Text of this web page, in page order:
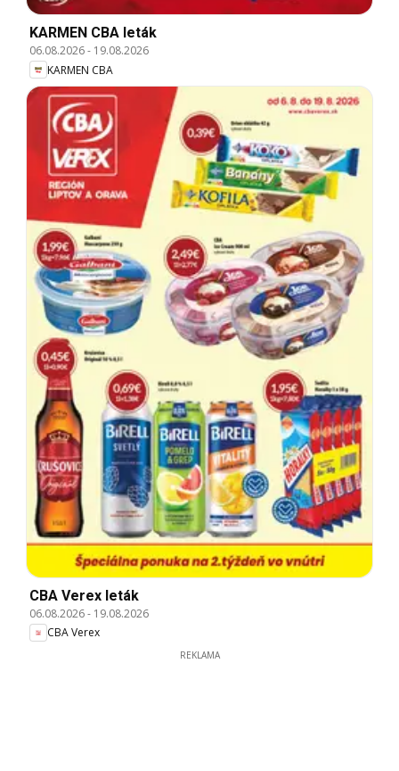
KARMEN CBA leták
06.08.2026- 19.08.2026
KARMEN CBA
CBA Verex leták
06.08.2026- 19.08.2026
CBA Verex
REKLAMA